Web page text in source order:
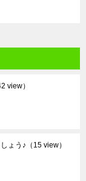
view）
ょう♪ （15 view）